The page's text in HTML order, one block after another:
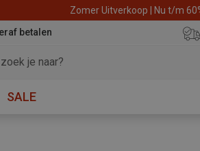
Zomer Uitverkoop | Nu t/m
betalen
SALE